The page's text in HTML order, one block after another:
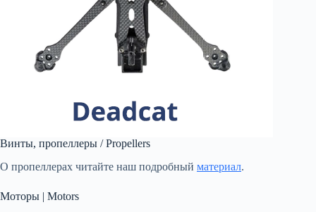
Винты, пропеллеры / Propellers
О пропеллерах читайте наш подробный материал.
Моторы | Motors